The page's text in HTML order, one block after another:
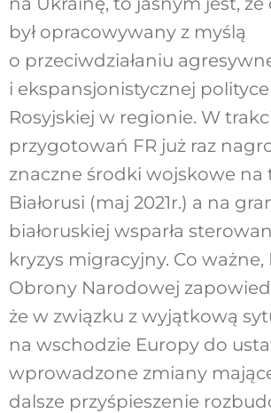
był opracowywany z myślą
o przeciwdziałaniu
i ekspansjonistycznej
Rosyjskiej w regionie. W
przygotowań FR już raz
znaczne środki wojskowe na
Białorusi (maj 2021r.) a na
białoruskiej wsparła
kryzys migracyjny. Co
Obrony Narodowej
że w związku z wyjątkową
na wschodzie Europy do
wprowadzone zmiany
dalsze przyśpieszenie